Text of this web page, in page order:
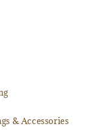
& Accessories